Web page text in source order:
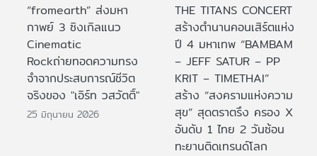
“fromearth” ส่งมหา
กาพย์ 3 ซิงเกิลแนว
Cinematic
Rockถ่ายทอดความทรง
จำจากประสบการณ์ชีวิต
จริงของ "เอิร์ท วสวัตติ์"
25 มิถุนายน 2026
THE TITANS CONCERT
สร้างตำนานคอนเสิร์ตแห่ง
ปี 4 มหาเทพ “BAMBAM
– JEFF SATUR – PP
KRIT – TIMETHAI”
สร้าง “สงครามแห่งความ
สุข” สุดตราตรึง ครอง X
อันดับ 1 ไทย 2 วันซ้อน
ทะยานติดเทรนด์โลก